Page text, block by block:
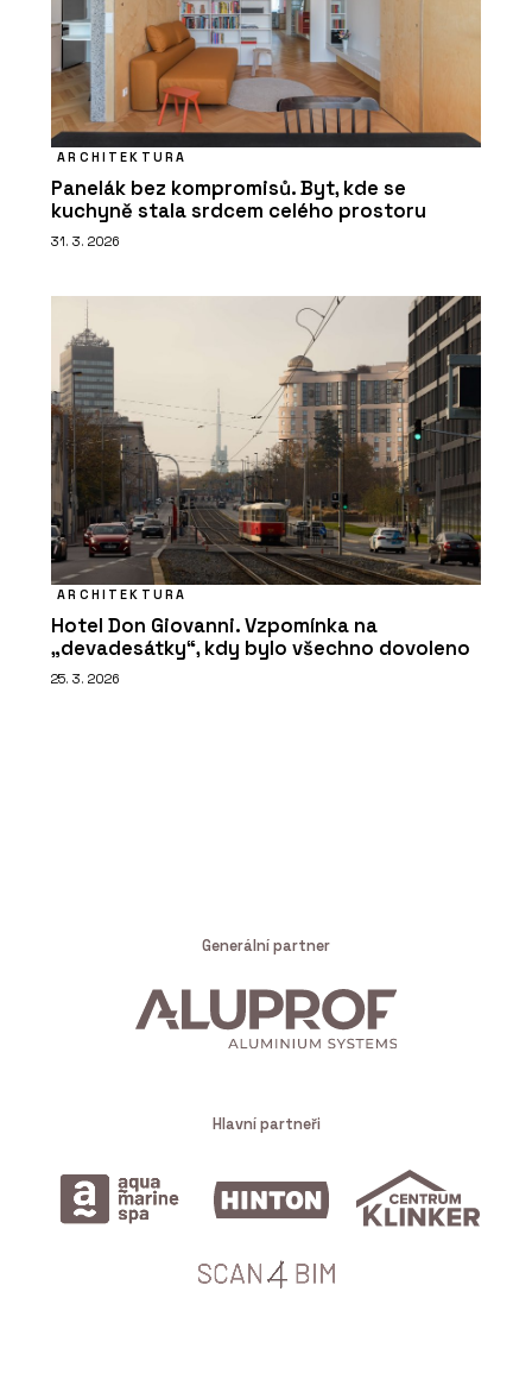
ARCHITEKTURA
Panelák bez kompromisů. Byt, kde se
kuchyně stala srdcem celého prostoru
31. 3. 2026
ARCHITEKTURA
Hotel Don Giovanni. Vzpomínka na
„devadesátky“, kdy bylo všechno dovoleno
25. 3. 2026
Generální partner
Hlavní partneři